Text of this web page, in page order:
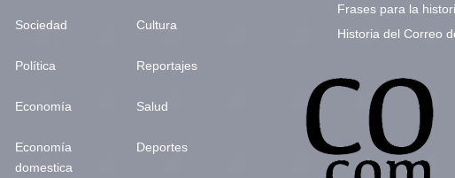
Sociedad
Política
Economía
Economía
domestica
Cultura
Reportajes
Salud
Deportes
Frases para la
Historia del Correo